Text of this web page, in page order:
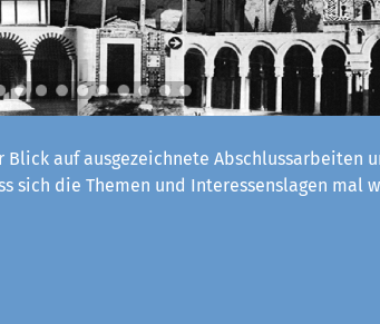
Blick auf ausgezeichnete Abschlussarbeiten
sich die Themen und Interessenslagen mal